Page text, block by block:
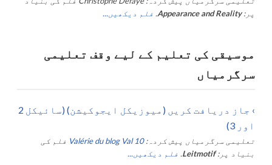
پر: Appearance and Reality
. فلم دیکھیں...
موسیقی کی تعلیم کے لیے وقف تعلیمی
سرگرمیاں
›
جاز دریافت کریں (میوزیکل ایجوکیشن) (سائیکل 2
اور 3)
تعلیمی سرگرمیاں پیش کردہ: Valérie du blog Val 10 فلم کی
بنیاد پر: Leitmotif
. فلم دیکھیں...